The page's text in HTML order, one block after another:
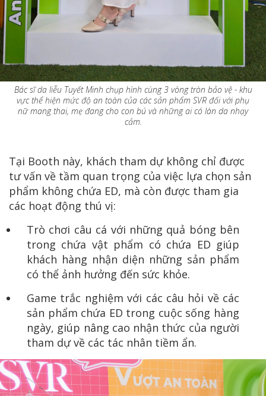
Bác sĩ da liễu Tuyết Minh chụp hình cùng 3 vòng tròn bảo vệ - khu
vực thể hiện mức độ an toàn của các sản phẩm SVR đối với phụ
nữ mang thai, mẹ đang cho con bú và những ai có làn da nhạy
cảm.
Tại Booth này, khách tham dự không chỉ được
tư vấn về tầm quan trọng của việc lựa chọn sản
phẩm không chứa ED, mà còn được tham gia
các hoạt động thú vị:
Trò chơi câu cá với những quả bóng bên
trong chứa vật phẩm có chứa ED giúp
khách hàng nhận diện những sản phẩm
có thể ảnh hưởng đến sức khỏe.
Game trắc nghiệm với các câu hỏi về các
sản phẩm chứa ED trong cuộc sống hàng
ngày, giúp nâng cao nhận thức của người
tham dự về các tác nhân tiềm ẩn.